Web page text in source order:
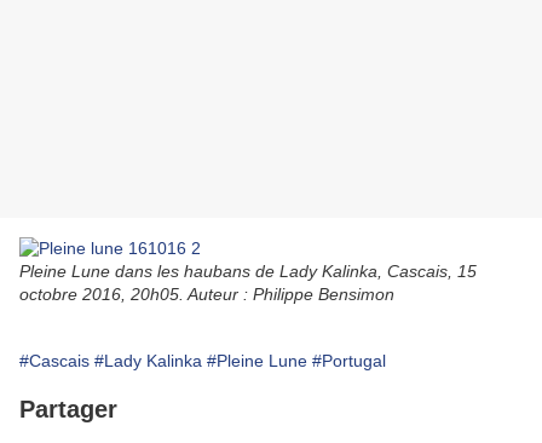
Pleine Lune dans les haubans de Lady Kalinka, Cascais, 15
octobre 2016, 20h05. Auteur : Philippe Bensimon
#Cascais #Lady Kalinka #Pleine Lune #Portugal
Partager